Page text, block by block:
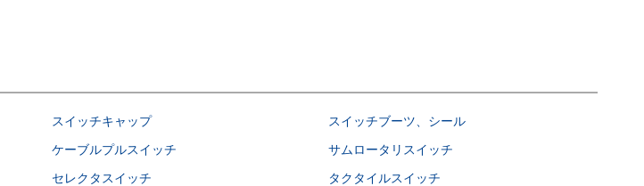
スイッチキャップ
スイッチブーツ、シール
ケーブルプルスイッチ
サムロータリスイッチ
セレクタスイッチ
タクタイルスイッチ